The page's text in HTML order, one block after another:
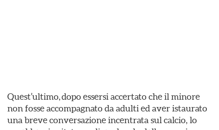
Quest’ultimo, dopo essersi accertato che il minore
non fosse accompagnato da adulti ed aver istaurato
una breve conversazione incentrata sul calcio, lo